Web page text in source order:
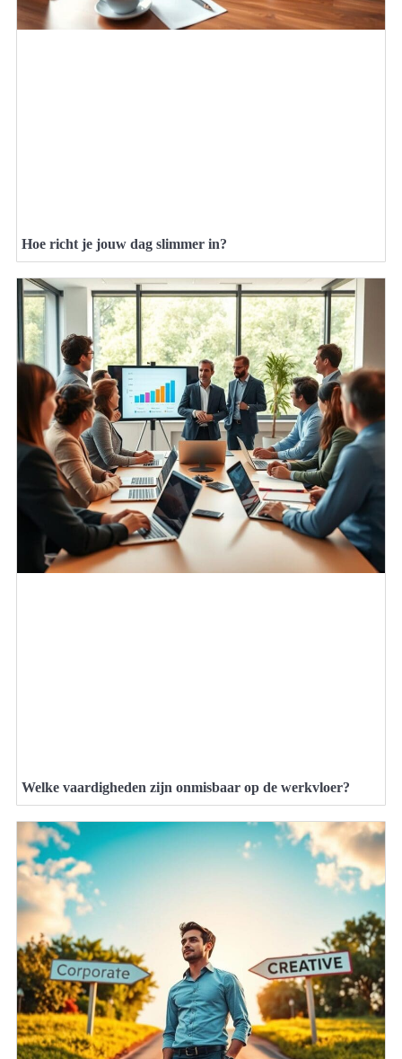
Hoe richt je jouw dag slimmer in?
Welke vaardigheden zijn onmisbaar op de werkvloer?